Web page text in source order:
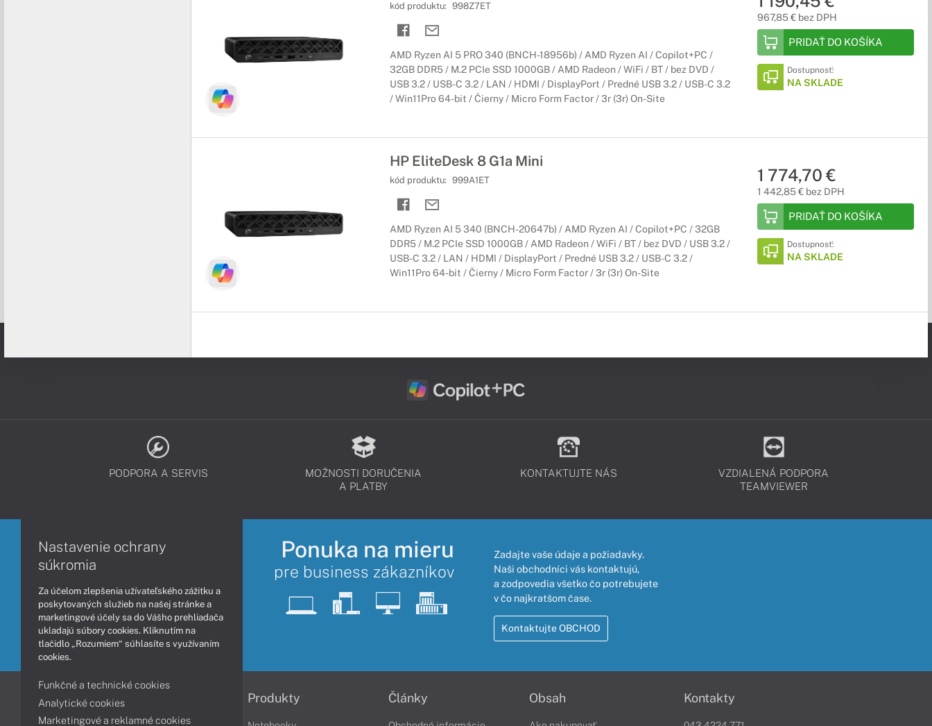
kód produktu: 998Z7ET
AMD Ryzen AI 5 PRO 340 (BNCH-18956b) / AMD Ryzen AI / Copilot+PC /
32GB DDR5 / M.2 PCIe SSD 1000GB / AMD Radeon / WiFi / BT / bez DVD /
USB 3.2 / USB-C 3.2 / LAN / HDMI / DisplayPort / Predné USB 3.2 / USB-C 3.2
/ Win11Pro 64-bit / Čierny / Micro Form Factor / 3r (3r) On-Site
967,85 € bez DPH
PRIDAŤ DO KOŠÍKA
Dostupnosť:
NA SKLADE
HP EliteDesk 8 G1a Mini
kód produktu: 999A1ET
AMD Ryzen AI 5 340 (BNCH-20647b) / AMD Ryzen AI / Copilot+PC / 32GB
DDR5 / M.2 PCIe SSD 1000GB / AMD Radeon / WiFi / BT / bez DVD / USB 3.2 /
USB-C 3.2 / LAN / HDMI / DisplayPort / Predné USB 3.2 / USB-C 3.2 /
Win11Pro 64-bit / Čierny / Micro Form Factor / 3r (3r) On-Site
1 774,70 €
1 442,85 € bez DPH
PRIDAŤ DO KOŠÍKA
Dostupnosť:
NA SKLADE
PODPORA A SERVIS
MOŽNOSTI DORUČENIA
A PLATBY
KONTAKTUJTE NÁS
VZDIALENÁ PODPORA
TEAMVIEWER
Ponuka na mieru
pre business zákazníkov
Zadajte vaše údaje a požiadavky.
Naši obchodníci vás kontaktujú,
a zodpovedia všetko čo potrebujete
v čo najkratšom čase.
Kontaktujte OBCHOD
Informácie Produkty Články Obsah Kontakty
Nastavenie ochrany
súkromia
Za účelom zlepšenia užívateľského zážitku a
poskytovaných služieb na našej stránke a
marketingové účely sa do Vášho prehliadača
ukladajú súbory cookies. Kliknutím na
tlačidlo „Rozumiem“ súhlasíte s využívaním
cookies.
Funkčné a technické cookies
Analytické cookies
Marketingové a reklamné cookies